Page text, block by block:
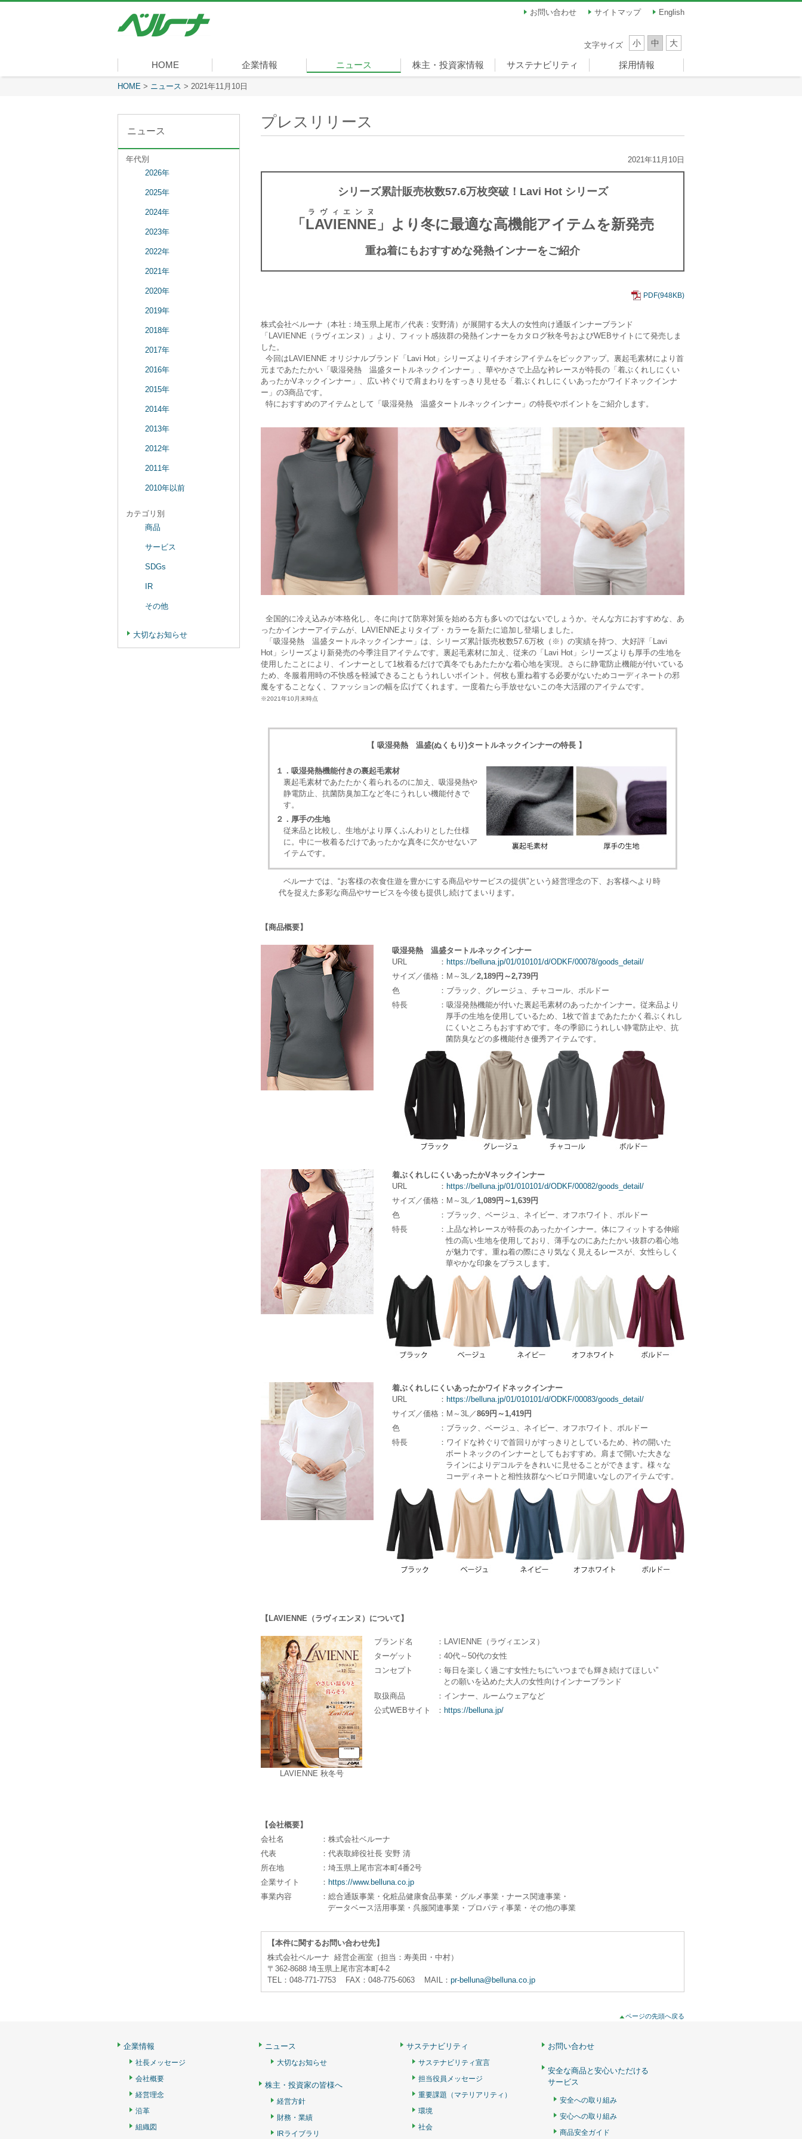
式
ベ
ル
ー
お問い合わせ サイトマップ English
文字サイズ 小 中 大
HOME 企業情報
社長メッセージ
会社概要
経営理念
沿革
組織図
事業内容
役員一覧
所在地
ニュース 株主・投資家情報 サステナビリティ 採用情報
現在表示しているページ
HOME > ニュース > 2021年11月10日
プレスリリース
2021年11月10日
シリーズ累計販売枚数57.6万枚突破！Lavi Hot シリーズ
「 LAVIENNE
ラヴィエンヌ
」より冬に最適な高機能アイテムを新発売
重ね着にもおすすめな発熱インナーをご紹介
PDF(948KB)
株式会社ベルーナ（本社：埼玉県上尾市／代表：安野清）が展開する大人の女性向け通販インナーブランド
「LAVIENNE（ラヴィエンヌ）」より、フィット感抜群の発熱インナーをカタログ秋冬号およびWEBサイトにて発売しま
した。
今回はLAVIENNE オリジナルブランド「Lavi Hot」シリーズよりイチオシアイテムをピックアップ。裏起毛素材により首
元まであたたかい「吸湿発熱 温盛タートルネックインナー」、華やかさで上品な衿レースが特長の「着ぶくれしにくい
あったかVネックインナー」、広い衿ぐりで肩まわりをすっきり見せる「着ぶくれしにくいあったかワイドネックインナ
ー」の3商品です。
特におすすめのアイテムとして「吸湿発熱 温盛タートルネックインナー」の特長やポイントをご紹介します。
全国的に冷え込みが本格化し、冬に向けて防寒対策を始める方も多いのではないでしょうか。そんな方におすすめな、あ
ったかインナーアイテムが、LAVIENNEよりタイプ・カラーを新たに追加し登場しました。
「吸湿発熱 温盛タートルネックインナー」は、シリーズ累計販売枚数57.6万枚（※）の実績を持つ、大好評「Lavi
Hot」シリーズより新発売の今季注目アイテムです。裏起毛素材に加え、従来の「Lavi Hot」シリーズよりも厚手の生地を
使用したことにより、インナーとして1枚着るだけで真冬でもあたたかな着心地を実現。さらに静電防止機能が付いている
ため、冬服着用時の不快感を軽減できることもうれしいポイント。何枚も重ね着する必要がないためコーディネートの邪
魔をすることなく、ファッションの幅を広げてくれます。一度着たら手放せないこの冬大活躍のアイテムです。
※2021年10月末時点
【 吸湿発熱 温盛(ぬくもり)タートルネックインナーの特長 】
１．吸湿発熱機能付きの裏起毛素材
裏起毛素材であたたかく着られるのに加え、吸湿発熱や
静電防止、抗菌防臭加工など冬にうれしい機能付きで
す。
２．厚手の生地
従来品と比較し、生地がより厚くふんわりとした仕様
に。中に一枚着るだけであったかな真冬に欠かせないア
イテムです。
ベルーナでは、“お客様の衣食住遊を豊かにする商品やサービスの提供”という経営理念の下、お客様へより時
代を捉えた多彩な商品やサービスを今後も提供し続けてまいります。
【商品概要】
吸湿発熱 温盛タートルネックインナー
URL
： https://belluna.jp/01/010101/d/ODKF/00078/goods_detail/
サイズ／価格 ：M～3L／2,189円～2,739円
色
：ブラック、グレージュ、チャコール、ボルドー
特長
：吸湿発熱機能が付いた裏起毛素材のあったかインナー。従来品より
厚手の生地を使用しているため、1枚で首まであたたかく着ぶくれし
にくいところもおすすめです。冬の季節にうれしい静電防止や、抗
菌防臭などの多機能付き優秀アイテムです。
着ぶくれしにくいあったかVネックインナー
URL
： https://belluna.jp/01/010101/d/ODKF/00082/goods_detail/
サイズ／価格 ：M～3L／1,089円～1,639円
色
：ブラック、ベージュ、ネイビー、オフホワイト、ボルドー
特長
：上品な衿レースが特長のあったかインナー。体にフィットする伸縮
性の高い生地を使用しており、薄手なのにあたたかい抜群の着心地
が魅力です。重ね着の際にさり気なく見えるレースが、女性らしく
華やかな印象をプラスします。
着ぶくれしにくいあったかワイドネックインナー
URL
： https://belluna.jp/01/010101/d/ODKF/00083/goods_detail/
サイズ／価格 ：M～3L／869円～1,419円
色
：ブラック、ベージュ、ネイビー、オフホワイト、ボルドー
特長
：ワイドな衿ぐりで首回りがすっきりとしているため、衿の開いた
ボートネックのインナーとしてもおすすめ。肩まで開いた大きな
ラインによりデコルテをきれいに見せることができます。様々な
コーディネートと相性抜群なヘビロテ間違いなしのアイテムです。
【LAVIENNE（ラヴィエンヌ）について】
LAVIENNE 秋冬号
ブランド名
：LAVIENNE（ラヴィエンヌ）
ターゲット
：40代～50代の女性
コンセプト
：毎日を楽しく過ごす女性たちに“いつまでも輝き続けてほしい”
との願いを込めた大人の女性向けインナーブランド
取扱商品
：インナー、ルームウェアなど
公式WEBサイト
： https://belluna.jp/
【会社概要】
会社名
：株式会社ベルーナ
代表
：代表取締役社長 安野 清
所在地
：埼玉県上尾市宮本町4番2号
企業サイト
： https://www.belluna.co.jp
事業内容
：総合通販事業・化粧品健康食品事業・グルメ事業・ナース関連事業・
データベース活用事業・呉服関連事業・プロパティ事業・その他の事業
【本件に関するお問い合わせ先】
株式会社ベルーナ 経営企画室（担当：寿美田・中村）
〒362-8688 埼玉県上尾市宮本町4-2
TEL：048-771-7753 FAX：048-775-6063 MAIL： pr-belluna@belluna.co.jp
ニュース
年代別
2026年
2025年
2024年
2023年
2022年
2021年
2020年
2019年
2018年
2017年
2016年
2015年
2014年
2013年
2012年
2011年
2010年以前
カテゴリ別
商品
サービス
SDGs
IR
その他
大切なお知らせ
ページの先頭へ戻る
企業情報
社長メッセージ
会社概要
経営理念
沿革
組織図
ニュース
大切なお知らせ
株主・投資家の皆様へ
経営方針
財務・業績
IRライブラリ
サステナビリティ
サステナビリティ宣言
担当役員メッセージ
重要課題（マテリアリティ）
環境
社会
お問い合わせ
安全な商品と安心いただける
サービス
安全への取り組み
安心への取り組み
商品安全ガイド